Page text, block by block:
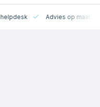
Advies op maat